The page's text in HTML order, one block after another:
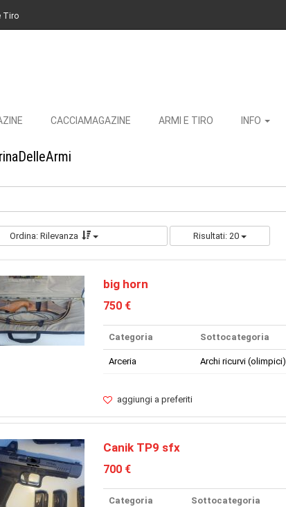
Tiro
CACCIAMAGAZINE ARMI E TIRO INFO
Ordina: Rilevanza Risultati: 20
big horn
750 €
Categoria Sottocategoria
Arceria Archi ricurvi (olimpici)
aggiungi a preferiti
Canik TP9 sfx
700 €
Categoria Sottocategoria